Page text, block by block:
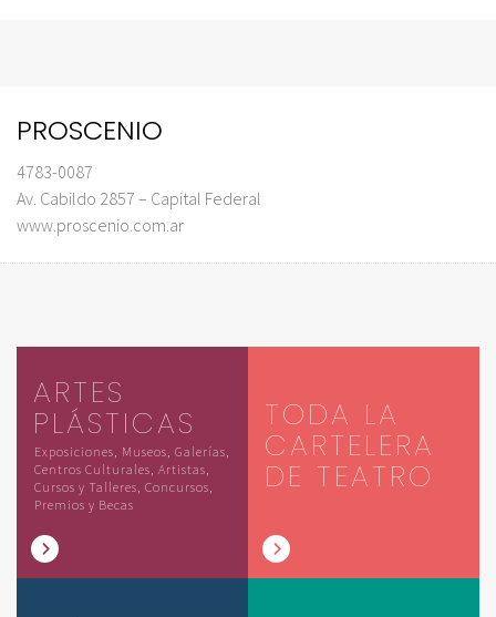
PROSCENIO
4783-0087
Av. Cabildo 2857 – Capital Federal
www.proscenio.com.ar
ARTES
PLÁSTICAS
Exposiciones, Museos, Galerías,
Centros Culturales, Artistas,
Cursos y Talleres, Concursos,
Premios y Becas
TODA LA
CARTELERA
DE TEATRO